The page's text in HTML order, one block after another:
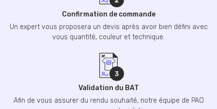
Confirmation de commande
Un expert vous proposera un devis après avoir bien défini avec
vous quantité, couleur et technique.
Validation du BAT
Afin de vous assurer du rendu souhaité, notre équipe de PAO